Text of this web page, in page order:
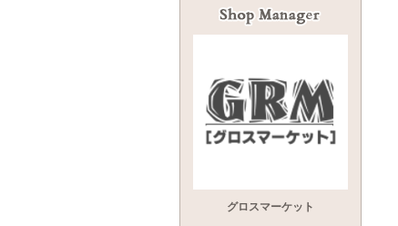
グロスマーケット